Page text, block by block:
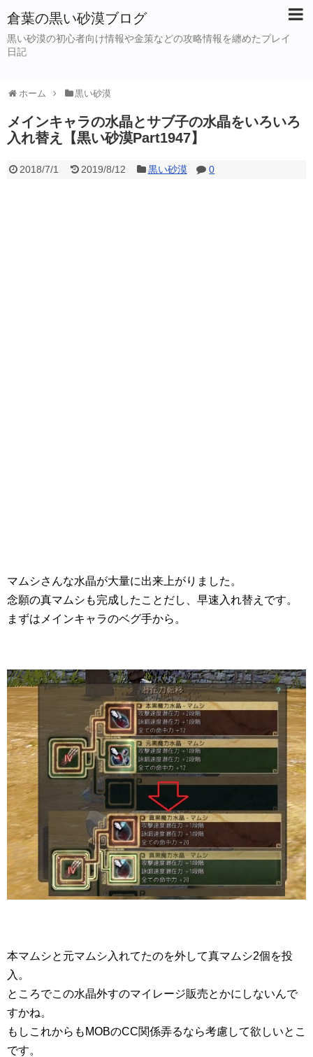
倉葉の黒い砂漠ブログ
黒い砂漠の初心者向け情報や金策などの攻略情報を纏めたプレイ
日記
ホーム 黒い砂漠
メインキャラの水晶とサブ子の水晶をいろいろ
入れ替え【黒い砂漠Part1947】
2018/7/1 2019/8/12 黒い砂漠 0
マムシさんな水晶が大量に出来上がりました。
念願の真マムシも完成したことだし、早速入れ替えです。
まずはメインキャラのベグ手から。
本マムシと元マムシ入れてたのを外して真マムシ2個を投
入。
ところでこの水晶外すのマイレージ販売とかにしないんで
すかね。
もしこれからもMOBのCC関係弄るなら考慮して欲しいとこ
です。